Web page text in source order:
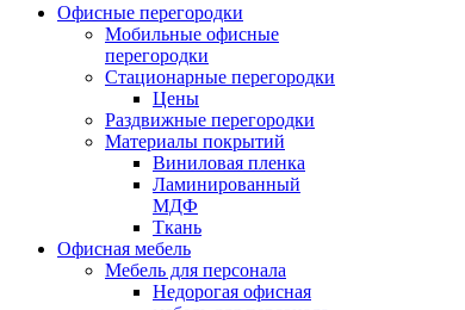
Офисные перегородки
Мобильные офисные
перегородки
Стационарные перегородки
Цены
Раздвижные перегородки
Материалы покрытий
Виниловая пленка
Ламинированный
МДФ
Ткань
Офисная мебель
Мебель для персонала
Недорогая офисная